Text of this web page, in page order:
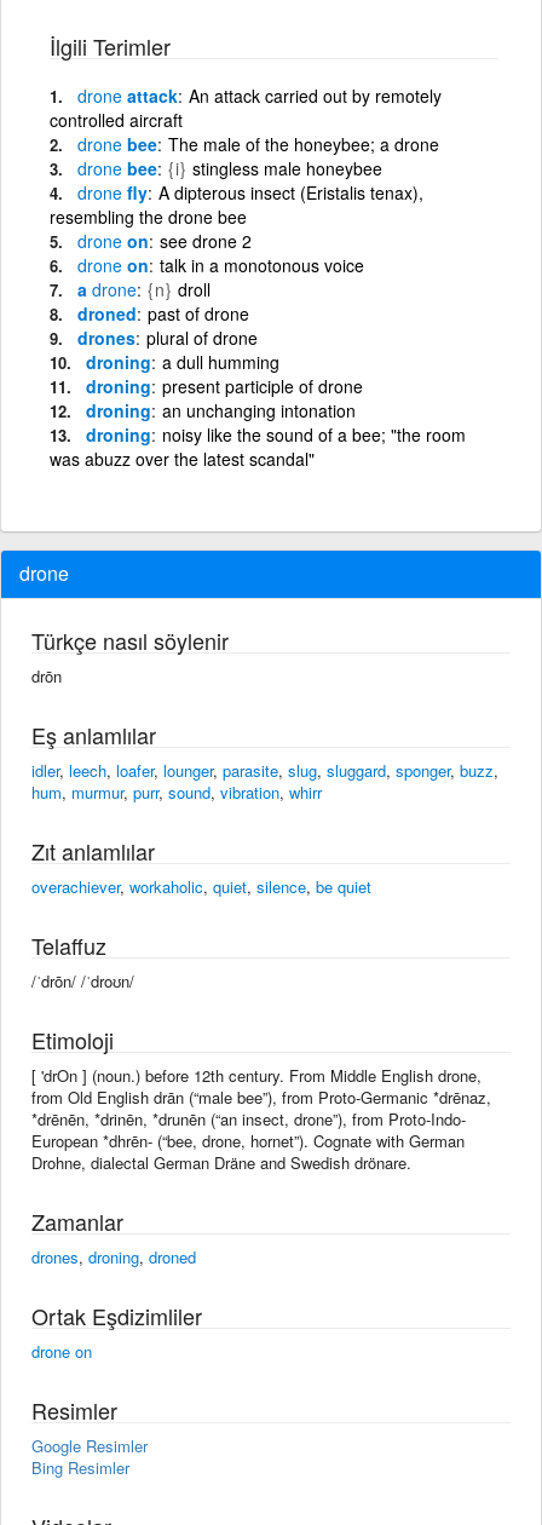
İlgili Terimler
drone attack An attack carried out by remotely
controlled aircraft
drone bee The male of the honeybee; a drone
drone bee {i} stingless male honeybee
drone fly A dipterous insect (Eristalis tenax),
resembling the drone bee
drone on see drone 2
drone on talk in a monotonous voice
a drone {n} droll
droned past of drone
drones plural of drone
droning a dull humming
droning present participle of drone
droning an unchanging intonation
droning noisy like the sound of a bee; "the room
was abuzz over the latest scandal"
drone
Türkçe nasıl söylenir
drōn
Eş anlamlılar
idler, leech, loafer, lounger, parasite, slug, sluggard, sponger, buzz,
hum, murmur, purr, sound, vibration, whirr
Zıt anlamlılar
overachiever, workaholic, quiet, silence, be quiet
Telaffuz
/ˈdrōn/ /ˈdroʊn/
Etimoloji
[ 'drOn ] (noun.) before 12th century. From Middle English drone,
from Old English drān (“male bee”), from Proto-Germanic *drēnaz,
*drēnēn, *drinēn, *drunēn (“an insect, drone”), from Proto-Indo-
European *dhrēn- (“bee, drone, hornet”). Cognate with German
Drohne, dialectal German Dräne and Swedish drönare.
Zamanlar
drones, droning, droned
Ortak Eşdizimliler
drone on
Resimler
Google Resimler
Bing Resimler